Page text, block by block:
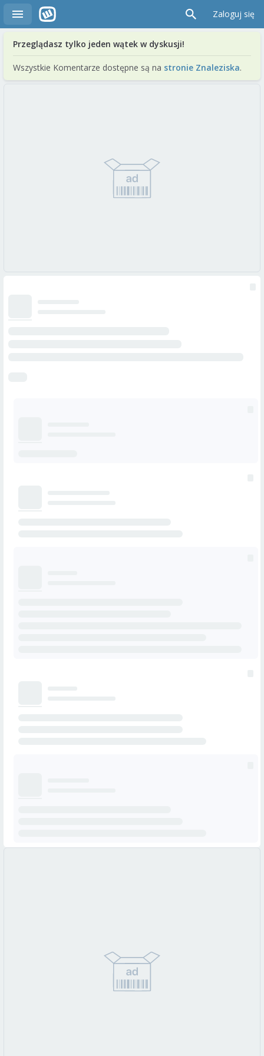
Zaloguj się
Przeglądasz tylko jeden wątek w dyskusji!
Wszystkie Komentarze dostępne są na stronie Znaleziska.